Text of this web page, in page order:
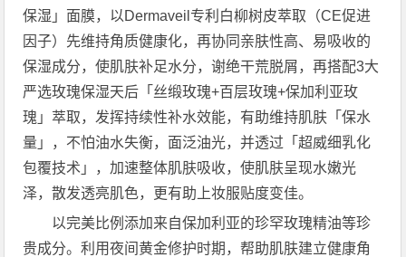
保湿」面膜，以Dermaveil专利白柳树皮萃取（CE促进
因子）先维持角质健康化，再协同亲肤性高、易吸收的
保湿成分，使肌肤补足水分，谢绝干荒脱屑，再搭配3大
严选玫瑰保湿天后「丝缎玫瑰+百层玫瑰+保加利亚玫
瑰」萃取，发挥持续性补水效能，有助维持肌肤「保水
量」，不怕油水失衡，面泛油光，并透过「超威细乳化
包覆技术」，加速整体肌肤吸收，使肌肤呈现水嫩光
泽，散发透亮肌色，更有助上妆服贴度变佳。
以完美比例添加来自保加利亚的珍罕玫瑰精油等珍
贵成分。利用夜间黄金修护时期，帮助肌肤建立健康角